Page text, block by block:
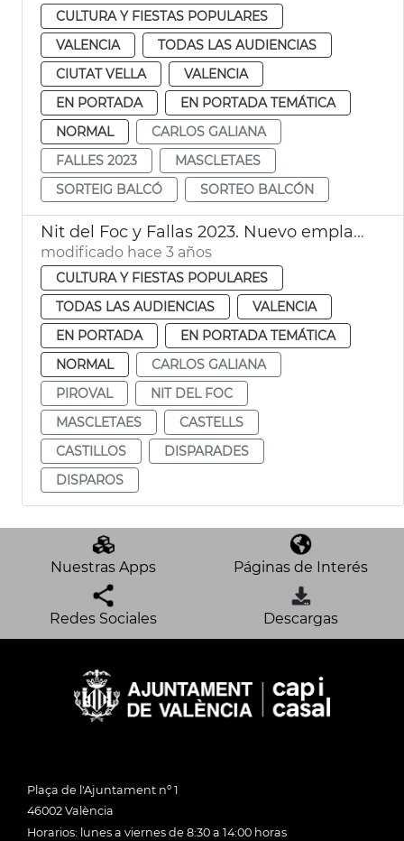
CULTURA Y FIESTAS POPULARES
VALENCIA
TODAS LAS AUDIENCIAS
CIUTAT VELLA
VALENCIA
EN PORTADA
EN PORTADA TEMÁTICA
NORMAL
CARLOS GALIANA
FALLES 2023
MASCLETAES
SORTEIG BALCÓ
SORTEO BALCÓN
Nit del Foc y Fallas 2023. Nuevo emplazamiento
modificado hace 3 años
CULTURA Y FIESTAS POPULARES
TODAS LAS AUDIENCIAS
VALENCIA
EN PORTADA
EN PORTADA TEMÁTICA
NORMAL
CARLOS GALIANA
PIROVAL
NIT DEL FOC
MASCLETAES
CASTELLS
CASTILLOS
DISPARADES
DISPAROS
Nuestras Apps Páginas de Interés
Redes Sociales Descargas
Plaça de l'Ajuntament nº 1
46002 València
Horarios: lunes a viernes de 8:30 a 14:00 horas